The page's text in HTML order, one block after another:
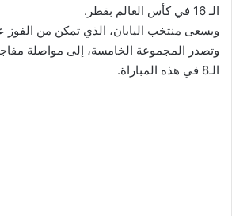
الـ 16 في كأس العالم بقطر.
ويسعى منتخب اليابان، الذي تمكن من الفوز
وتصدر المجموعة الخامسة، إلى مواصلة
الـ8 في هذه المباراة.